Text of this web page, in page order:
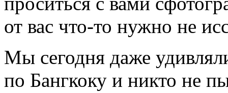
от вас что-то нужно не
Мы сегодня даже
по Бангкоку и никто не